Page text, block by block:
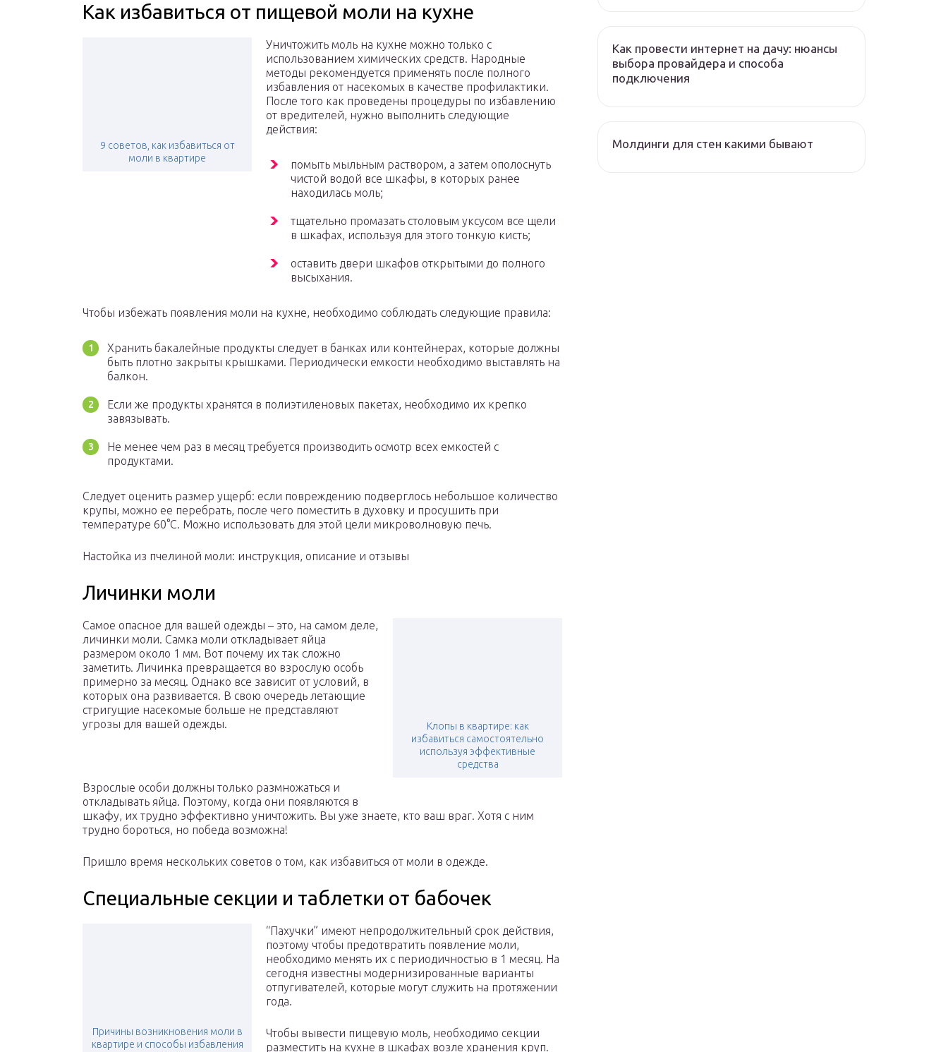
Как избавиться от пищевой моли на кухне
9 советов, как избавиться от
моли в квартире
Уничтожить моль на кухне можно только с
использованием химических средств. Народные
методы рекомендуется применять после полного
избавления от насекомых в качестве профилактики.
После того как проведены процедуры по избавлению
от вредителей, нужно выполнить следующие
действия:
помыть мыльным раствором, а затем ополоснуть
чистой водой все шкафы, в которых ранее
находилась моль;
тщательно промазать столовым уксусом все щели
в шкафах, используя для этого тонкую кисть;
оставить двери шкафов открытыми до полного
высыхания.
Чтобы избежать появления моли на кухне, необходимо соблюдать следующие правила:
Хранить бакалейные продукты следует в банках или контейнерах, которые должны
быть плотно закрыты крышками. Периодически емкости необходимо выставлять на
балкон.
Если же продукты хранятся в полиэтиленовых пакетах, необходимо их крепко
завязывать.
Не менее чем раз в месяц требуется производить осмотр всех емкостей с
продуктами.
Следует оценить размер ущерб: если повреждению подверглось небольшое количество
крупы, можно ее перебрать, после чего поместить в духовку и просушить при
температуре 60°C. Можно использовать для этой цели микроволновую печь.
Настойка из пчелиной моли: инструкция, описание и отзывы
Личинки моли
Клопы в квартире: как
избавиться самостоятельно
используя эффективные
средства
Самое опасное для вашей одежды – это, на самом деле,
личинки моли. Самка моли откладывает яйца
размером около 1 мм. Вот почему их так сложно
заметить. Личинка превращается во взрослую особь
примерно за месяц. Однако все зависит от условий, в
которых она развивается. В свою очередь летающие
стригущие насекомые больше не представляют
угрозы для вашей одежды.
Взрослые особи должны только размножаться и
откладывать яйца. Поэтому, когда они появляются в
шкафу, их трудно эффективно уничтожить. Вы уже знаете, кто ваш враг. Хотя с ним
трудно бороться, но победа возможна!
Пришло время нескольких советов о том, как избавиться от моли в одежде.
Специальные секции и таблетки от бабочек
Причины возникновения моли в
квартире и способы избавления
“Пахучки” имеют непродолжительный срок действия,
поэтому чтобы предотвратить появление моли,
необходимо менять их с периодичностью в 1 месяц. На
сегодня известны модернизированные варианты
отпугивателей, которые могут служить на протяжении
года.
Чтобы вывести пищевую моль, необходимо секции
разместить на кухне в шкафах возле хранения круп.
Как провести интернет на дачу: нюансы
выбора провайдера и способа
подключения
Молдинги для стен какими бывают